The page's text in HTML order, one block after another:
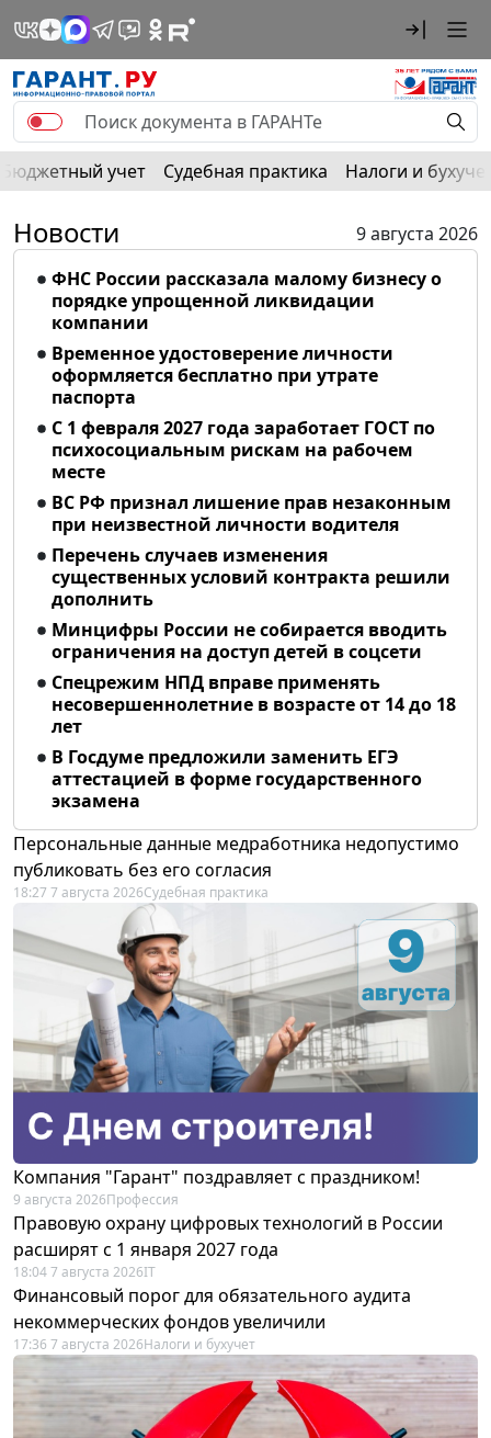
Бюджетный учет Судебная практика Налоги и
Новости
9 августа 2026
ФНС России рассказала малому бизнесу о
порядке упрощенной ликвидации
компании
Временное удостоверение личности
оформляется бесплатно при утрате
паспорта
С 1 февраля 2027 года заработает ГОСТ по
психосоциальным рискам на рабочем
месте
ВС РФ признал лишение прав незаконным
при неизвестной личности водителя
Перечень случаев изменения
существенных условий контракта решили
дополнить
Минцифры России не собирается вводить
ограничения на доступ детей в соцсети
Спецрежим НПД вправе применять
несовершеннолетние в возрасте от 14 до 18
лет
В Госдуме предложили заменить ЕГЭ
аттестацией в форме государственного
экзамена
Персональные данные медработника недопустимо
публиковать без его согласия
18:27 7 августа 2026Судебная практика
Компания "Гарант" поздравляет с праздником!
9 августа 2026Профессия
Правовую охрану цифровых технологий в России
расширят с 1 января 2027 года
18:04 7 августа 2026IT
Финансовый порог для обязательного аудита
некоммерческих фондов увеличили
17:36 7 августа 2026Налоги и бухучет